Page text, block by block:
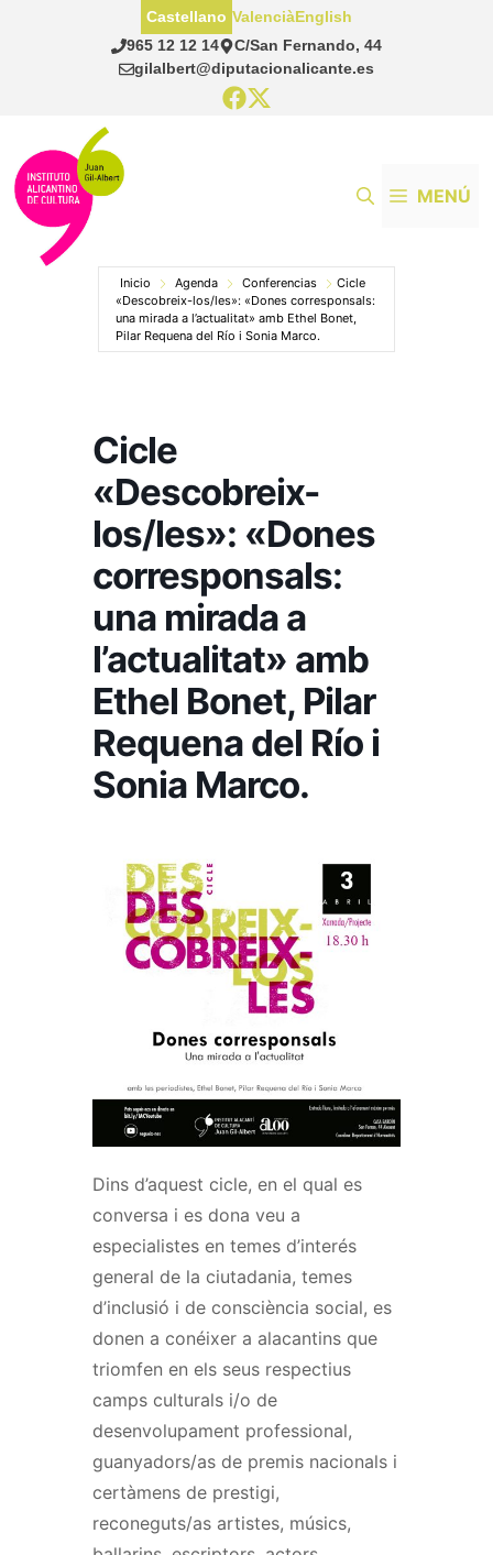
965 12 12 14
C/San Fernando, 44
gilalbert@diputacionalicante.es
Castellano ValenciàEnglish
MENÚ
Inicio Agenda Conferencias
Cicle
«Descobreix-los/les»: «Dones corresponsals:
una mirada a l’actualitat» amb Ethel Bonet,
Pilar Requena del Río i Sonia Marco.
Cicle
«Descobreix-
los/les»: «Dones
corresponsals:
una mirada a
l’actualitat» amb
Ethel Bonet, Pilar
Requena del Río i
Sonia Marco.
Dins d’aquest cicle, en el qual es
conversa i es dona veu a
especialistes en temes d’interés
general de la ciutadania, temes
d’inclusió i de consciència social, es
donen a conéixer a alacantins que
triomfen en els seus respectius
camps culturals i/o de
desenvolupament professional,
guanyadors/as de premis nacionals i
certàmens de prestigi,
reconeguts/as artistes, músics,